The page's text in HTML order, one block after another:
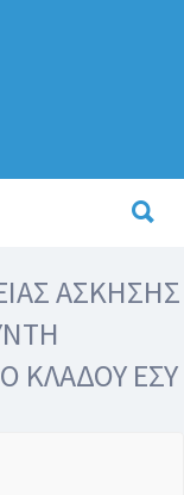
ΑΣΚΗΣΗΣ
ΚΛΑΔΟΥ ΕΣΥ